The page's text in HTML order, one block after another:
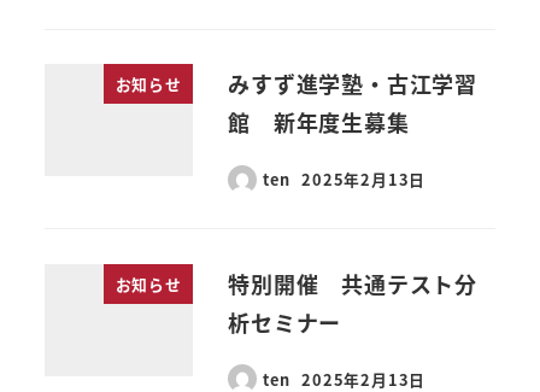
お知らせ
みすず進学塾・古江学習
館 新年度生募集
ten 2025年2月13日
お知らせ
特別開催 共通テスト分
析セミナー
ten 2025年2月13日